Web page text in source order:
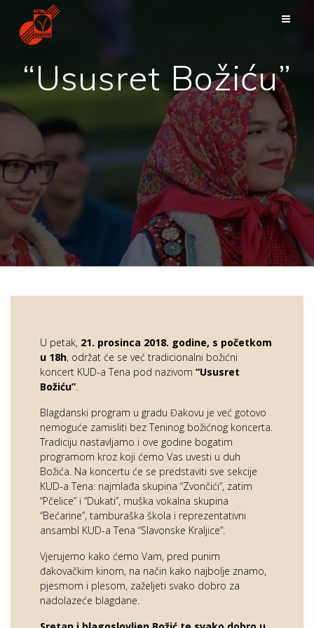
“Ususret Božiću”
U petak, 21. prosinca 2018. godine, s početkom
u 18h, održat će se već tradicionalni božićni
koncert KUD-a Tena pod nazivom “Ususret
Božiću”.
Blagdanski program u gradu Đakovu je već gotovo
nemoguće zamisliti bez Teninog božićnog koncerta.
Tradiciju nastavljamo i ove godine bogatim
programom kroz koji ćemo Vas uvesti u duh
Božića. Na koncertu će se predstaviti sve sekcije
KUD-a Tena: najmlađa skupina “Zvončići”, zatim
“Pčelice” i “Dukati”, muška vokalna skupina
“Bećarine”, tamburaška škola i reprezentativni
ansambl KUD-a Tena “Slavonske Kraljice”.
Vjerujemo kako ćemo Vam, pred punim
đakovačkim kinom, na način kako najbolje znamo,
pjesmom i plesom, zaželjeti svako dobro za
nadolazeće blagdane.